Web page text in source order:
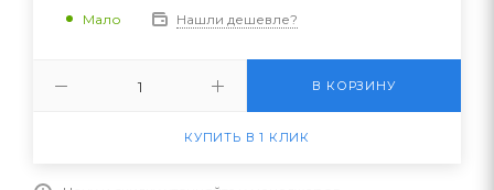
Мало Нашли дешевле?
В КОРЗИНУ
КУПИТЬ В 1 КЛИК